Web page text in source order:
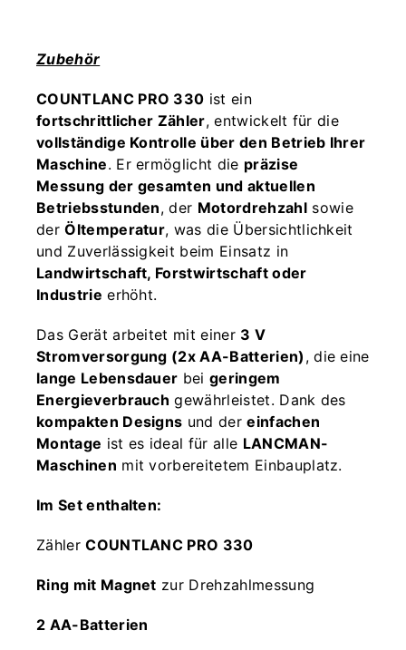
Zubehör
COUNTLANC PRO 330 ist ein
fortschrittlicher Zähler, entwickelt für die
vollständige Kontrolle über den Betrieb Ihrer
Maschine. Er ermöglicht die präzise
Messung der gesamten und aktuellen
Betriebsstunden, der Motordrehzahlsowie
derÖltemperatur, was die Übersichtlichkeit
und Zuverlässigkeit beim Einsatz in
Landwirtschaft, Forstwirtschaft oder
Industrie erhöht.
Das Gerät arbeitet mit einer 3 V
Stromversorgung (2x AA-Batterien) , die eine
lange Lebensdauer beigeringem
Energieverbrauch gewährleistet. Dank des
kompakten Designs und dereinfachen
Montage ist es ideal für alle LANCMAN-
Maschinen mit vorbereitetem Einbauplatz.
Im Set enthalten:
ZählerCOUNTLANC PRO 330
Ring mit Magnet zur Drehzahlmessung
2 AA-Batterien